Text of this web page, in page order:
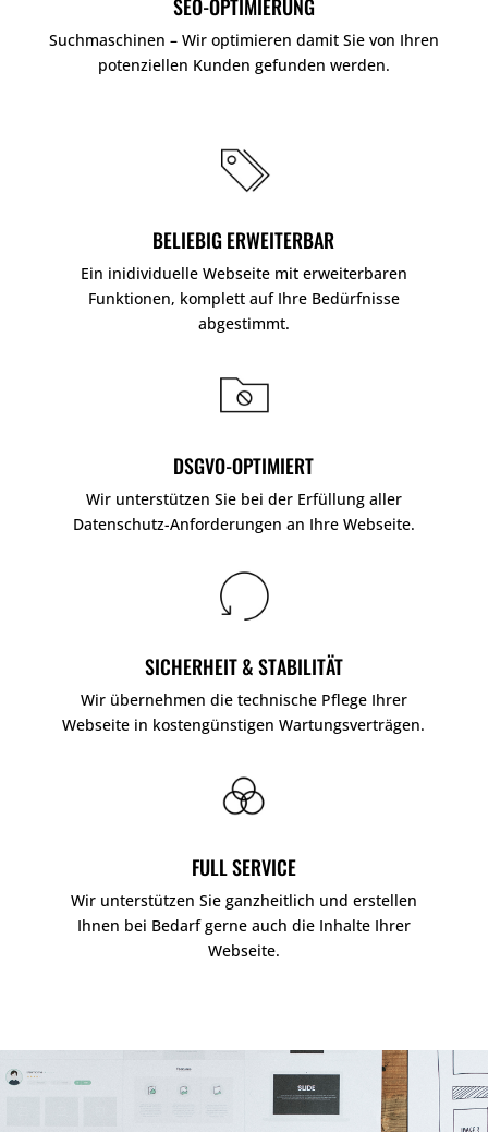
SEO-OPTIMIERUNG
Suchmaschinen – Wir optimieren damit Sie von Ihren
potenziellen Kunden gefunden werden.
BELIEBIG ERWEITERBAR
Ein inidividuelle Webseite mit erweiterbaren
Funktionen, komplett auf Ihre Bedürfnisse
abgestimmt.
DSGVO-OPTIMIERT
Wir unterstützen Sie bei der Erfüllung aller
Datenschutz-Anforderungen an Ihre Webseite.
SICHERHEIT & STABILITÄT
Wir übernehmen die technische Pflege Ihrer
Webseite in kostengünstigen Wartungsverträgen.
FULL SERVICE
Wir unterstützen Sie ganzheitlich und erstellen
Ihnen bei Bedarf gerne auch die Inhalte Ihrer
Webseite.